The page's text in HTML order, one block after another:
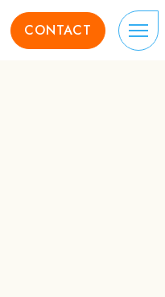
CONTACT